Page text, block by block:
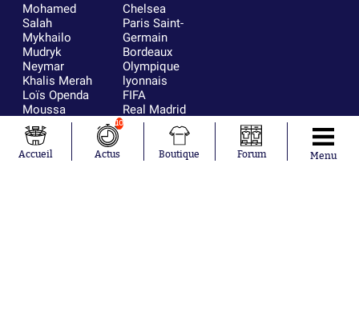
Mohamed
Salah
Mykhailo
Mudryk
Neymar
Khalis Merah
Loïs Openda
Moussa
Niakhaté
Nicolás
Tagliafico
Chelsea
Paris Saint-
Germain
Bordeaux
Olympique
lyonnais
FIFA
Real Madrid
RC Strasbourg
AC Milan
Accueil
10
Actus Boutique Forum Menu